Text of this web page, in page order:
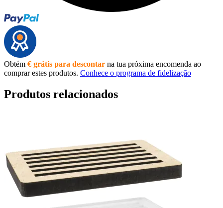
Obtém € grátis para descontar na tua próxima encomenda ao
comprar estes produtos. Conhece o programa de fidelização
Produtos relacionados